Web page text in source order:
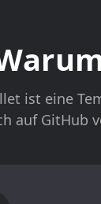
ist eine
auf GitHub